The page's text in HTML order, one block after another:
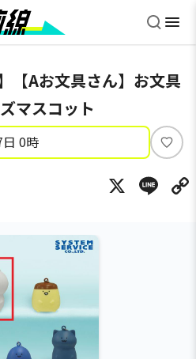
【Aお文具さん】お文具
マスコット
0時
い
ね
X